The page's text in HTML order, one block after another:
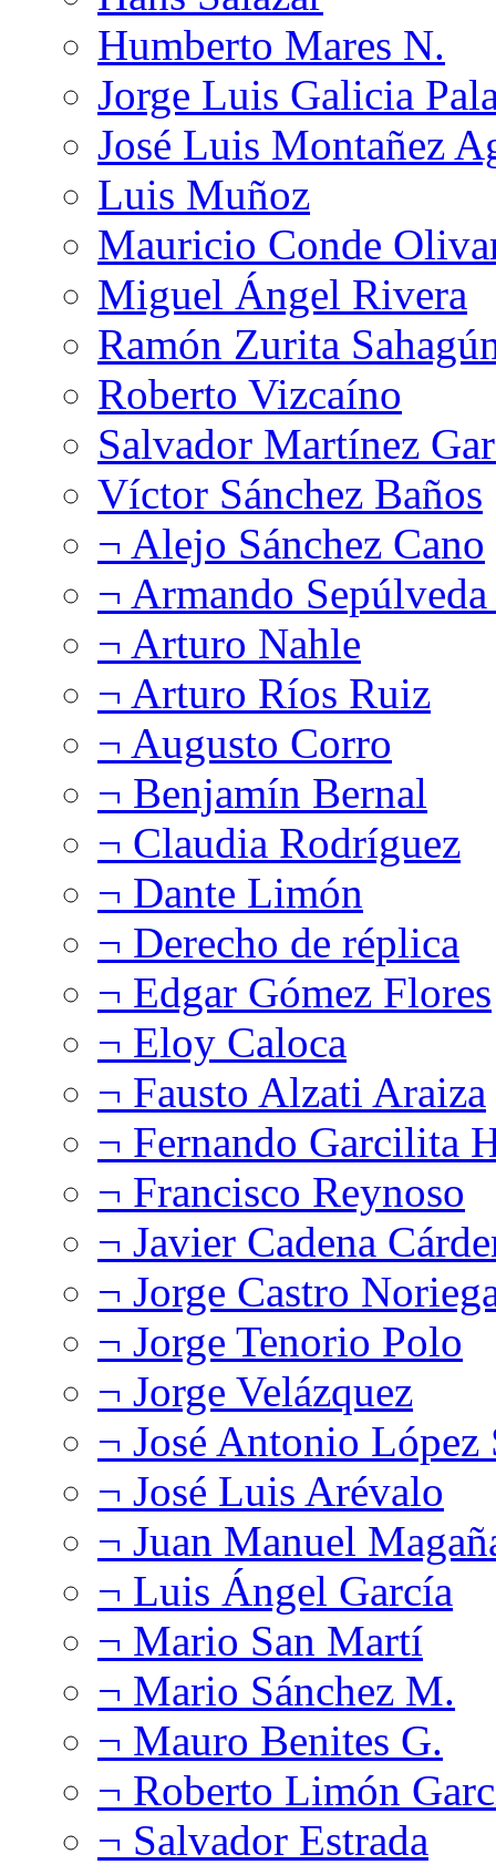
Humberto Mares N.
Jorge Luis Galicia
José Luis Montañez
Luis Muñoz
Mauricio Conde
Miguel Ángel Rivera
Ramón Zurita
Roberto Vizcaíno
Salvador Martínez
Víctor Sánchez Baños
¬ Alejo Sánchez Cano
¬ Armando
¬ Arturo Nahle
¬ Arturo Ríos Ruiz
¬ Augusto Corro
¬ Benjamín Bernal
¬ Claudia Rodríguez
¬ Dante Limón
¬ Derecho de réplica
¬ Edgar Gómez Flores
¬ Eloy Caloca
¬ Fausto Alzati Araiza
¬ Fernando Garcilita
¬ Francisco Reynoso
¬ Javier Cadena
¬ Jorge Castro
¬ Jorge Tenorio Polo
¬ Jorge Velázquez
¬ José Antonio López
¬ José Luis Arévalo
¬ Juan Manuel
¬ Luis Ángel García
¬ Mario San Martí
¬ Mario Sánchez M.
¬ Mauro Benites G.
¬ Roberto Limón
¬ Salvador Estrada